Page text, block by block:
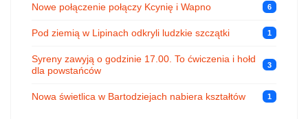
Nowe połączenie połączy Kcynię i Wapno 6
Pod ziemią w Lipinach odkryli ludzkie szczątki 1
Syreny zawyją o godzinie 17.00. To ćwiczenia i hołd
dla powstańców
3
Nowa świetlica w Bartodziejach nabiera kształtów 1